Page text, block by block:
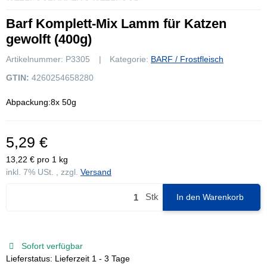
Barf Komplett-Mix Lamm für Katzen
gewolft (400g)
Artikelnummer: P3305 Kategorie: BARF / Frostfleisch
GTIN: 4260254658280
Abpackung:8x 50g
5,29 €
13,22 € pro 1 kg
inkl. 7% USt. , zzgl. Versand
Stk In den Warenkorb
Sofort verfügbar
Lieferstatus: Lieferzeit 1 - 3 Tage